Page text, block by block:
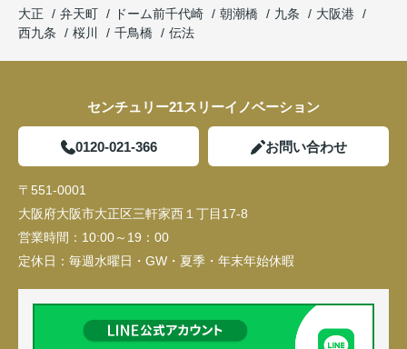
大正
弁天町 ドーム前千代崎 朝潮橋 九条
大阪港
西九条
桜川 千鳥橋 伝法
センチュリー21スリーイノベーション
0120-021-366 お問い合わせ
〒551-0001
大阪府大阪市大正区三軒家西１丁目17-8
営業時間： 10:00～19：00
定休日： 毎週水曜日・GW・夏季・年末年始休暇